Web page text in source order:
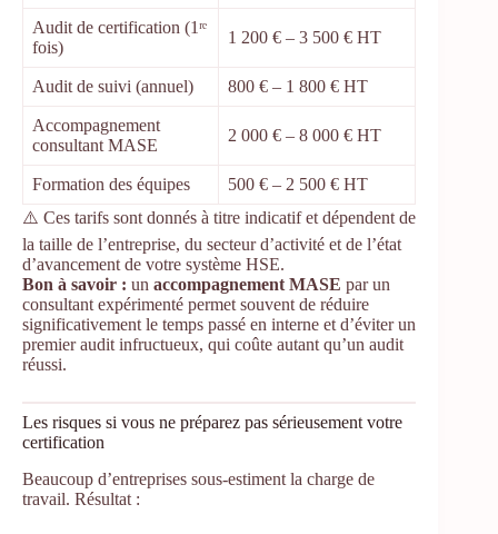
Audit de certification (1ʳᵉ
fois)
1 200 € – 3 500 € HT
Audit de suivi (annuel) 800 € – 1 800 € HT
Accompagnement
consultant MASE
2 000 € – 8 000 € HT
Formation des équipes
500 € – 2 500 € HT
⚠️ Ces tarifs sont donnés à titre indicatif et dépendent de
la taille de l’entreprise, du secteur d’activité et de l’état
d’avancement de votre système HSE.
Bon à savoir : un accompagnement MASE par un
consultant expérimenté permet souvent de réduire
significativement le temps passé en interne et d’éviter un
premier audit infructueux, qui coûte autant qu’un audit
réussi.
Les risques si vous ne préparez pas sérieusement votre
certification
Beaucoup d’entreprises sous-estiment la charge de
travail. Résultat :